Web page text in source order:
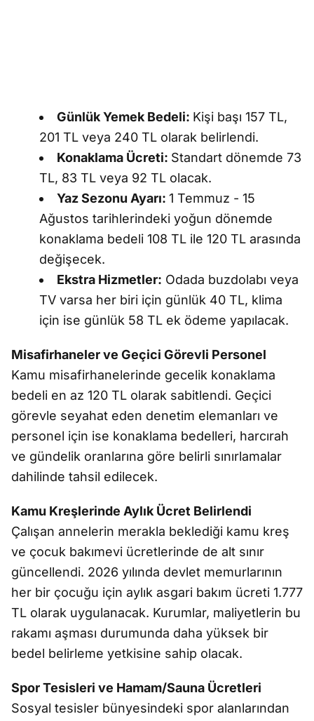
Günlük Yemek Bedeli: Kişi başı 157 TL,
201 TL veya 240 TL olarak belirlendi.
Konaklama Ücreti: Standart dönemde 73
TL, 83 TL veya 92 TL olacak.
Yaz Sezonu Ayarı: 1 Temmuz - 15
Ağustos tarihlerindeki yoğun dönemde
konaklama bedeli 108 TL ile 120 TL arasında
değişecek.
Ekstra Hizmetler: Odada buzdolabı veya
TV varsa her biri için günlük 40 TL, klima
için ise günlük 58 TL ek ödeme yapılacak.
Misafirhaneler ve Geçici Görevli Personel
Kamu misafirhanelerinde gecelik konaklama
bedeli en az 120 TL olarak sabitlendi. Geçici
görevle seyahat eden denetim elemanları ve
personel için ise konaklama bedelleri, harcırah
ve gündelik oranlarına göre belirli sınırlamalar
dahilinde tahsil edilecek.
Kamu Kreşlerinde Aylık Ücret Belirlendi
Çalışan annelerin merakla beklediği kamu kreş
ve çocuk bakımevi ücretlerinde de alt sınır
güncellendi. 2026 yılında devlet memurlarının
her bir çocuğu için aylık asgari bakım ücreti 1.777
TL olarak uygulanacak. Kurumlar, maliyetlerin bu
rakamı aşması durumunda daha yüksek bir
bedel belirleme yetkisine sahip olacak.
Spor Tesisleri ve Hamam/Sauna Ücretleri
Sosyal tesisler bünyesindeki spor alanlarından